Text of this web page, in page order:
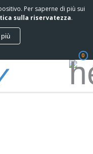
Per saperne di più sui
sulla riservatezza.
0